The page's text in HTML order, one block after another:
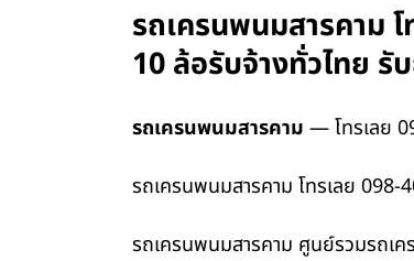
รถเครนพนมสารคาม
10 ล้อรับจ้างทั่วไทย
รถเครนพนมสารคาม — โทรเลย
รถเครนพนมสารคาม โทรเลย
รถเครนพนมสารคาม ศูนย์รวมรถเ